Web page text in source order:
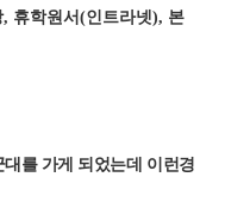
휴학원서(인트라넷), 본
를 가게 되었는데 이런경